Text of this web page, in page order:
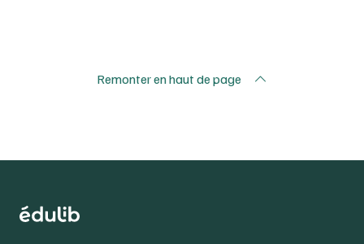
Remonter en haut de page